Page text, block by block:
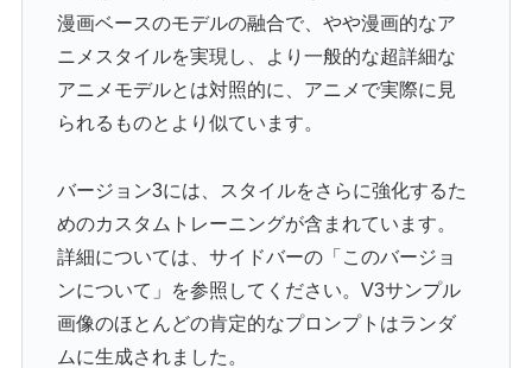
漫画ベースのモデルの融合で、やや漫画的なア
ニメスタイルを実現し、より一般的な超詳細な
アニメモデルとは対照的に、アニメで実際に見
られるものとより似ています。
バージョン3には、スタイルをさらに強化するた
めのカスタムトレーニングが含まれています。
詳細については、サイドバーの「このバージョ
ンについて」を参照してください。V3サンプル
画像のほとんどの肯定的なプロンプトはランダ
ムに生成されました。